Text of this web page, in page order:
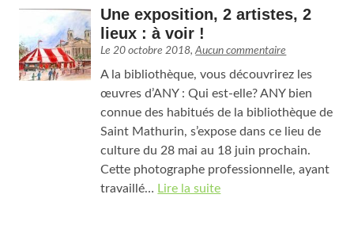
Une exposition, 2 artistes, 2
lieux : à voir !
Le20 octobre 2018,Aucun commentaire
A la bibliothèque, vous découvrirez les
œuvres d’ANY : Qui est-elle? ANY bien
connue des habitués de la bibliothèque de
Saint Mathurin, s’expose dans ce lieu de
culture du 28 mai au 18 juin prochain.
Cette photographe professionnelle, ayant
travaillé… Lire la suite